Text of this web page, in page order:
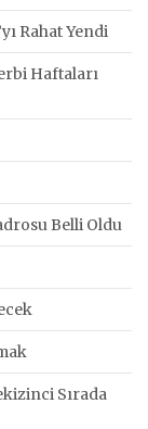
Rahat Yendi
Haftaları
Belli Oldu
Sırada